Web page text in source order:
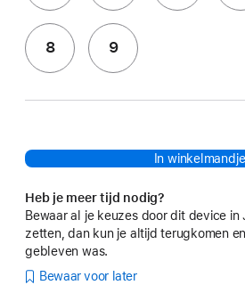
8 9
In winkelmandje
Heb je meer tijd nodig?
Bewaar al je keuzes door dit device in
zetten, dan kun je altijd terugkomen
gebleven was.
Bewaar voor later